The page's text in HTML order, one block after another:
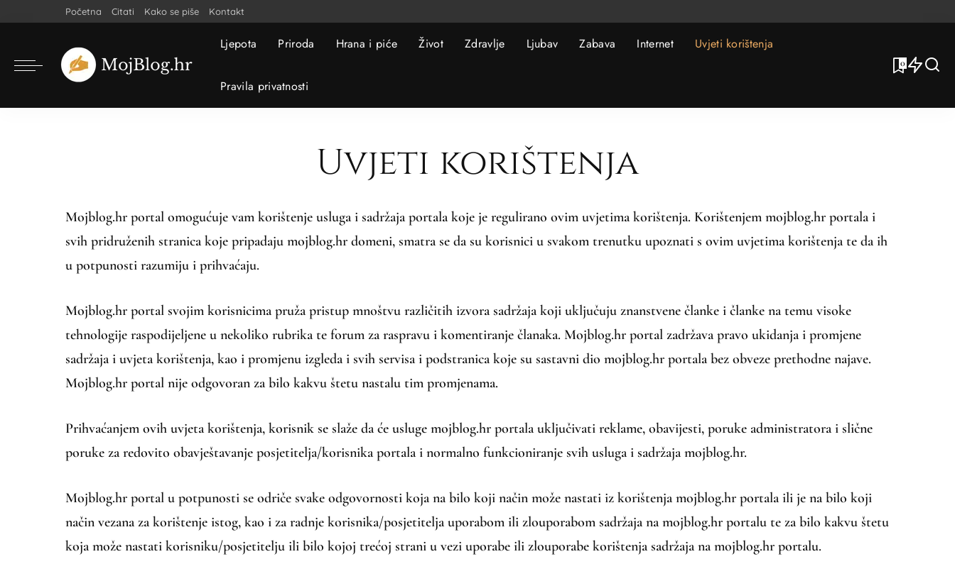
Početna Citati Kako se piše Kontakt
Ljepota Priroda Hrana i piće Život Zdravlje Ljubav Zabava Internet Uvjeti korištenja
Pravila privatnosti
0
Uvjeti korištenja
Mojblog.hr portal omogućuje vam korištenje usluga i sadržaja portala koje je regulirano ovim uvjetima korištenja. Korištenjem mojblog.hr portala i
svih pridruženih stranica koje pripadaju mojblog.hr domeni, smatra se da su korisnici u svakom trenutku upoznati s ovim uvjetima korištenja te da ih
u potpunosti razumiju i prihvaćaju.
Mojblog.hr portal svojim korisnicima pruža pristup mnoštvu različitih izvora sadržaja koji uključuju znanstvene članke i članke na temu visoke
tehnologije raspodijeljene u nekoliko rubrika te forum za raspravu i komentiranje članaka. Mojblog.hr portal zadržava pravo ukidanja i promjene
sadržaja i uvjeta korištenja, kao i promjenu izgleda i svih servisa i podstranica koje su sastavni dio mojblog.hr portala bez obveze prethodne najave.
Mojblog.hr portal nije odgovoran za bilo kakvu štetu nastalu tim promjenama.
Prihvaćanjem ovih uvjeta korištenja, korisnik se slaže da će usluge mojblog.hr portala uključivati reklame, obavijesti, poruke administratora i slične
poruke za redovito obavještavanje posjetitelja/korisnika portala i normalno funkcioniranje svih usluga i sadržaja mojblog.hr.
Mojblog.hr portal u potpunosti se odriče svake odgovornosti koja na bilo koji način može nastati iz korištenja mojblog.hr portala ili je na bilo koji
način vezana za korištenje istog, kao i za radnje korisnika/posjetitelja uporabom ili zlouporabom sadržaja na mojblog.hr portalu te za bilo kakvu štetu
koja može nastati korisniku/posjetitelju ili bilo kojoj trećoj strani u vezi uporabe ili zlouporabe korištenja sadržaja na mojblog.hr portalu.